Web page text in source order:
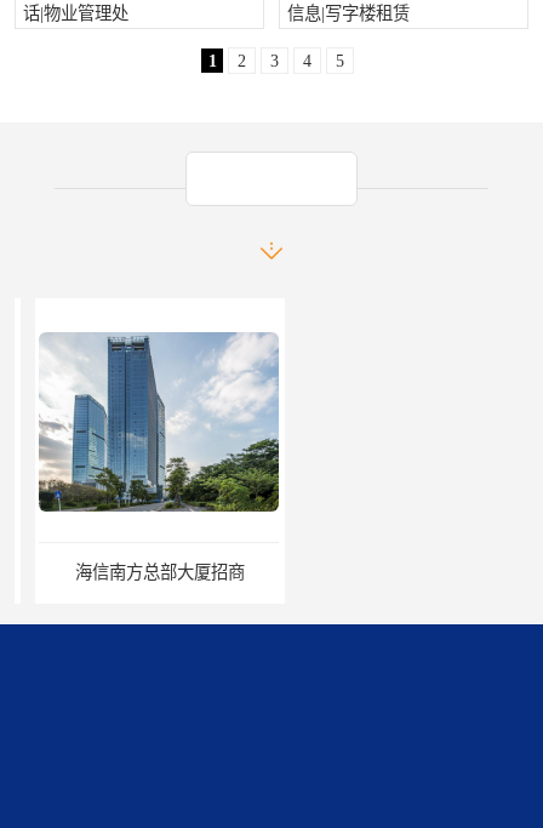
话|物业管理处
信息|写字楼租赁
1 2 3 4 5
海信南方总部大厦招商